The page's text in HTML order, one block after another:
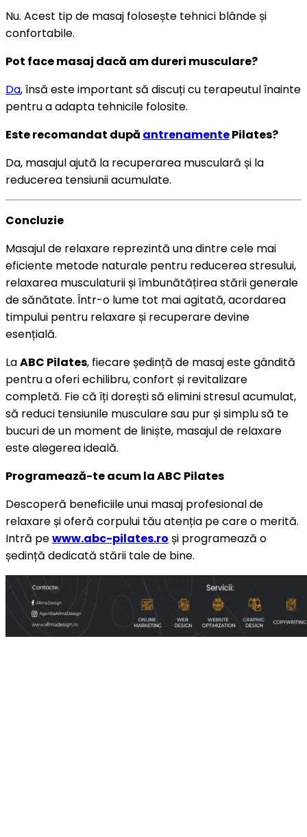
Nu. Acest tip de masaj folosește tehnici blânde și
confortabile.
Pot face masaj dacă am dureri musculare?
Da, însă este important să discuți cu terapeutul înainte
pentru a adapta tehnicile folosite.
Este recomandat după antrenamentePilates?
Da, masajul ajută la recuperarea musculară și la
reducerea tensiunii acumulate.
Concluzie
Masajul de relaxare reprezintă una dintre cele mai
eficiente metode naturale pentru reducerea stresului,
relaxarea musculaturii și îmbunătățirea stării generale
de sănătate. Într-o lume tot mai agitată, acordarea
timpului pentru relaxare și recuperare devine
esențială.
LaABC Pilates, fiecare ședință de masaj este gândită
pentru a oferi echilibru, confort și revitalizare
completă. Fie că îți dorești să elimini stresul acumulat,
să reduci tensiunile musculare sau pur și simplu să te
bucuri de un moment de liniște, masajul de relaxare
este alegerea ideală.
Programează-te acum la ABC Pilates
Descoperă beneficiile unui masaj profesional de
relaxare și oferă corpului tău atenția pe care o merită.
Intră pewww.abc-pilates.ro și programează o
ședință dedicată stării tale de bine.